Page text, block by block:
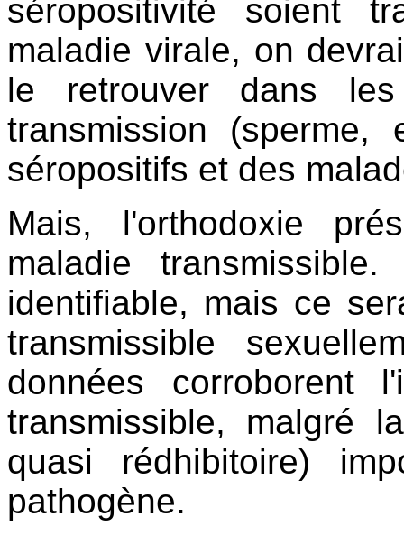
séropositivité soient
maladie virale, on
le retrouver dans
transmission
séropositifs et des
Mais, l'orthodoxie
maladie
identifiable, mais ce
transmissible
données corroborent
transmissible, malgré
quasi rédhibitoire)
pathogène.